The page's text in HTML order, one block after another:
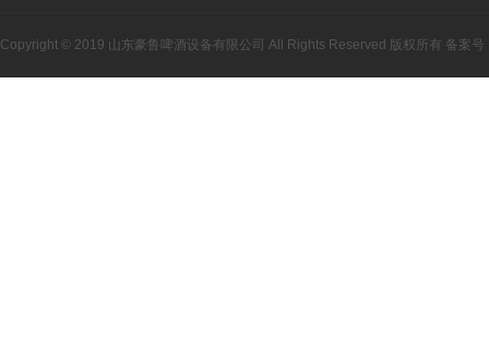
Copyright © 2019 山东豪鲁啤酒设备有限公司 All Rights Reserved 版权所有 备案号